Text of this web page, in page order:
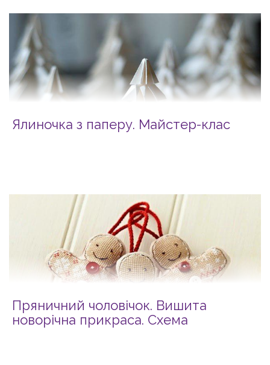
Ялиночка з паперу. Майстер-клас
Пряничний чоловічок. Вишита
новорічна прикраса. Схема